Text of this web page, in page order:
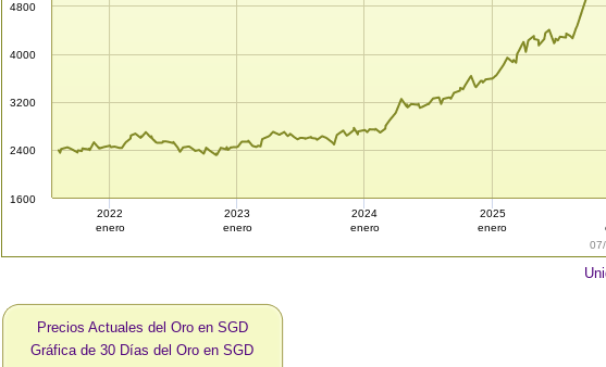
1600
2400
3200
4000
4800
2022
enero
2023
enero
2024
enero
2025
enero
Precios Actuales del Oro en SGD
Gráfica de 30 Días del Oro en SGD